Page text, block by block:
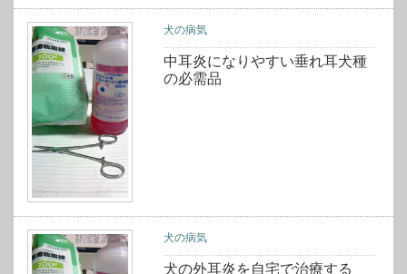
犬の病気
中耳炎になりやすい垂れ耳犬種
の必需品
犬の病気
犬の外耳炎を自宅で治療する